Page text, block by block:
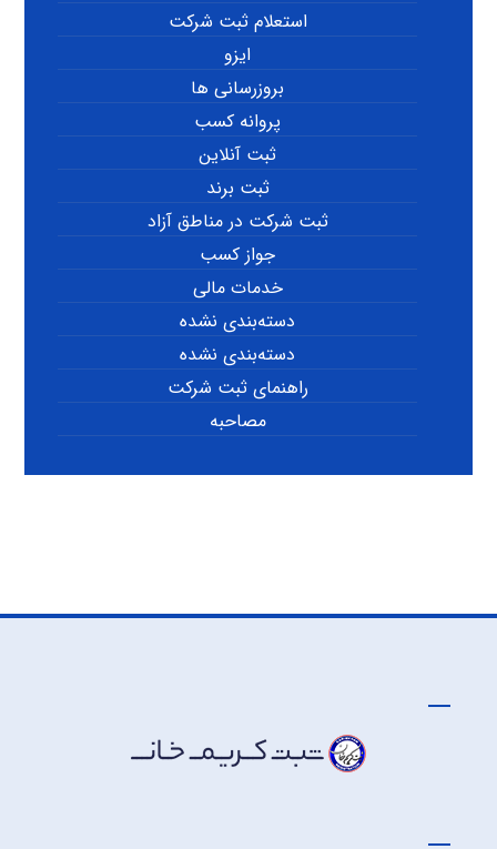
استعلام ثبت شرکت
ایزو
بروزرسانی ها
پروانه کسب
ثبت آنلاین
ثبت برند
ثبت شرکت در مناطق آزاد
جواز کسب
خدمات مالی
دسته‌بندی نشده
دسته‌بندی نشده
راهنمای ثبت شرکت
مصاحبه